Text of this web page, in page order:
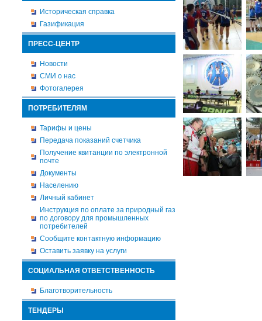
Историческая справка
Газификация
ПРЕСС-ЦЕНТР
Новости
СМИ о нас
Фотогалерея
ПОТРЕБИТЕЛЯМ
Тарифы и цены
Передача показаний счетчика
Получение квитанции по электронной
почте
Документы
Населению
Личный кабинет
Инструкция по оплате за природный газ
по договору для промышленных
потребителей
Сообщите контактную информацию
Оставить заявку на услуги
СОЦИАЛЬНАЯ ОТВЕТСТВЕННОСТЬ
Благотворительность
ТЕНДЕРЫ